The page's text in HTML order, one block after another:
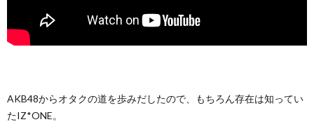
AKB48からオタクの道を歩みだしたので、もちろん存在は知ってい
たIZ*ONE。